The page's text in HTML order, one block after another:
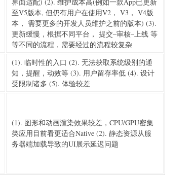
至V5版本, 但仍有用户在使用V2， V3， V4版
本， 需要更多的开发人员维护之前的版本) (3).
更新缓慢，根据不同平台， 提交–审核–上线 等
等不同的流程，需要经过的流程较复杂
(1). 临时性的入口 (2). 无法获取系统级别的通
知，提醒，动效等 (3). 用户留存率低 (4). 设计
受限制诸多 (5). 体验较差
(1). 图形和动画渲染效果较差，CPU/GPU密集
类应用目前看更适合Native (2). 静态资源从服
务器端加载导致的UI展示延迟问题